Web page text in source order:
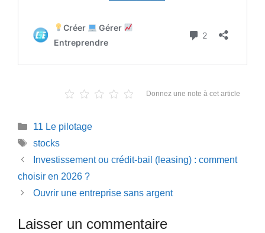
Donnez une note à cet article
Catégories
11 Le pilotage
Étiquettes
stocks
Investissement ou crédit-bail (leasing) : comment
choisir en 2026 ?
Ouvrir une entreprise sans argent
Laisser un commentaire